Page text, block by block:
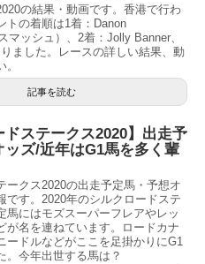
の結果・動画です。香港で行わ
トの着順は1着：Danon
マッシュ）、2着：Jolly Banner、
ました。レースの詳しい結果、動
記事を読む
ドステークス2020】出走予
ッズ/近年はG1馬を多く輩
ークス2020の出走予定馬・予想オ
です。2020年のシルクロードステ
馬にはモズスーパーフレアやレッ
が名を連ねています。ロードカナ
ードルなどがここを足掛かりにG1
。今年出世する馬は？